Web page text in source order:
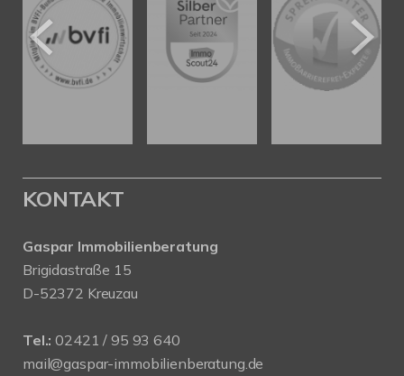
KONTAKT
Gaspar Immobilienberatung
Brigidastraße 15
D-52372 Kreuzau
Tel.: 02421 / 95 93 640
mail@gaspar-immobilienberatung.de